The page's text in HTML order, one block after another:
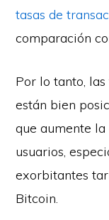
tasas de
comparación
Por lo tanto,
están bien
que aumente
usuarios,
exorbitantes
Bitcoin.